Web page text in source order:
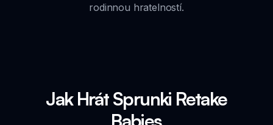
rodinnou hratelností.
Jak Hrát Sprunki Retake
Babies